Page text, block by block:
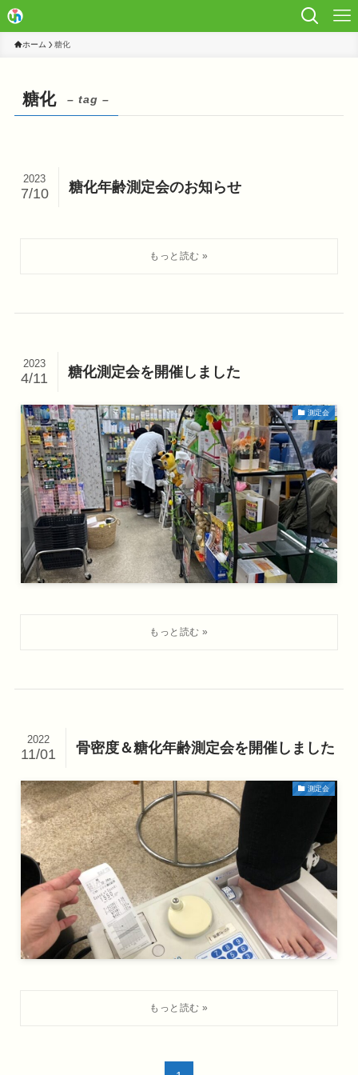
ホーム 糖化
糖化 – tag –
糖化年齢測定会のお知らせ
2023
7/10
糖化測定会を開催しました
2023
4/11
測定会
骨密度＆糖化年齢測定会を開催しました
2022
11/01
測定会